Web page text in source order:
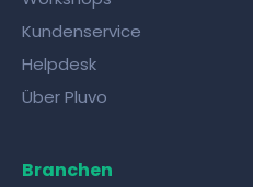
Kundenservice
Helpdesk
Über Pluvo
Branchen